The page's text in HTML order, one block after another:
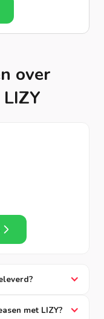
over
met LIZY?